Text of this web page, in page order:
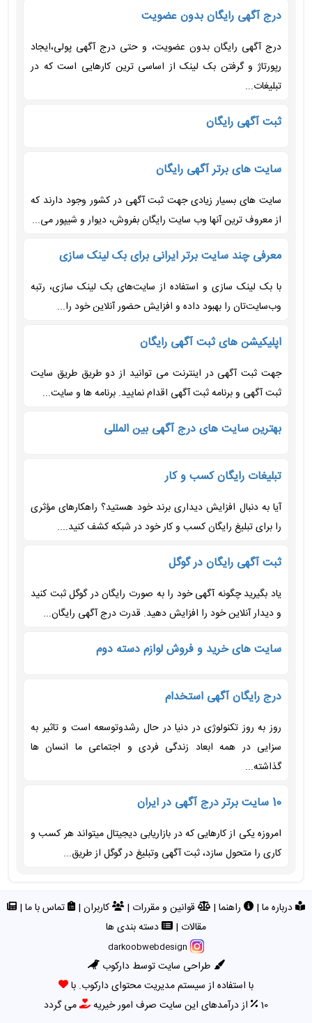
درج آگهی رایگان بدون عضویت
درج آگهی رایگان بدون عضویت، و حتی درج آگهی پولی،ایجاد
رپورتاژ و گرفتن بک لینک از اساسی ترین کارهایی است که در
تبلیغات...
ثبت آگهی رایگان
سایت های برتر آگهی رایگان
سایت های بسیار زیادی جهت ثبت آگهی در کشور وجود دارند که
از معروف ترین آنها وب سایت رایگان بفروش، دیوار و شیپور می...
معرفی چند سایت برتر ایرانی برای بک لینک سازی
با بک لینک سازی و استفاده از سایت‌های بک لینک سازی، رتبه
وب‌سایت‌تان را بهبود داده و افزایش حضور آنلاین خود را...
اپلیکیشن های ثبت آگهی رایگان
جهت ثبت آگهی در اینترنت می توانید از دو طریق طریق سایت
ثبت آگهی و برنامه ثبت آگهی اقدام نمایید. برنامه ها و سایت...
بهترین سایت های درج آگهی بین المللی
تبلیغات رایگان کسب و کار
آیا به دنبال افزایش دیداری برند خود هستید؟ راهکارهای مؤثری
را برای تبلیغ رایگان کسب و کار خود در شبکه کشف کنید....
ثبت آگهی رایگان در گوگل
یاد بگیرید چگونه آگهی خود را به صورت رایگان در گوگل ثبت کنید
و دیدار آنلاین خود را افزایش دهید. قدرت درج آگهی رایگان...
سایت های خرید و فروش لوازم دسته دوم
درج رایگان آگهی استخدام
روز به روز تکنولوژی در دنیا در حال رشدوتوسعه است و تاثیر به
سزایی در همه ابعاد زندگی فردی و اجتماعی ما انسان ها
گذاشته...
10 سایت برتر درج آگهی در ایران
امروزه یکی از کارهایی که در بازاریابی دیجیتال میتواند هر کسب و
کاری را متحول سازد، ثبت آگهی وتبلیغ در گوگل از طریق...
درباره ما | راهنما | قوانین و مقررات | کاربران | تماس با ما|
مقالات | دسته بندی ها
darkoobwebdesign
طراحی سایت توسط دارکوب
با استفاده از سیستم مدیریت محتوای دارکوب. با
10
از درآمدهای این سایت صرف امور خیریه می گردد